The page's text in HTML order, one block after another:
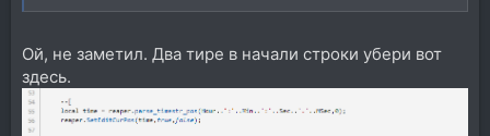
Ой, не заметил. Два тире в начали строки убери вот
здесь.